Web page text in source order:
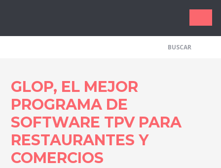
Los
GLOP, EL MEJOR
PROGRAMA DE
SOFTWARE TPV PARA
RESTAURANTES Y
COMERCIOS